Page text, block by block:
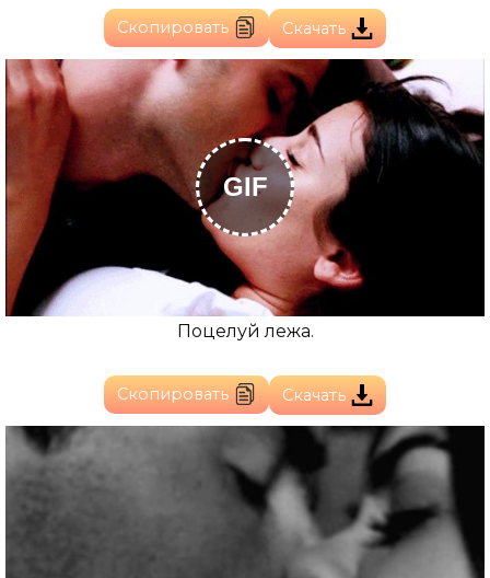
Скопировать Скачать
GIF
Поцелуй лежа.
Скопировать Скачать